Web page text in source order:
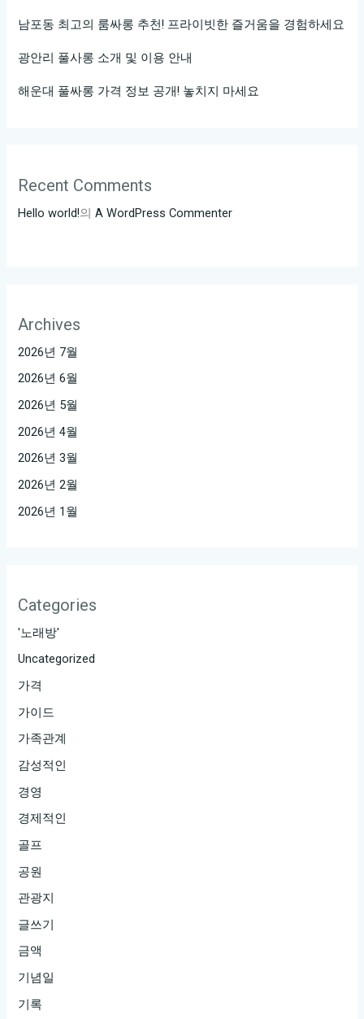
남포동 최고의 룸싸롱 추천! 프라이빗한 즐거움을 경험하세요
광안리 풀사롱 소개 및 이용 안내
해운대 풀싸롱 가격 정보 공개! 놓치지 마세요
Recent Comments
Hello world!의A WordPress Commenter
Archives
2026년 7월
2026년 6월
2026년 5월
2026년 4월
2026년 3월
2026년 2월
2026년 1월
Categories
'노래방'
Uncategorized
가격
가이드
가족관계
감성적인
경영
경제적인
골프
공원
관광지
글쓰기
금액
기념일
기록